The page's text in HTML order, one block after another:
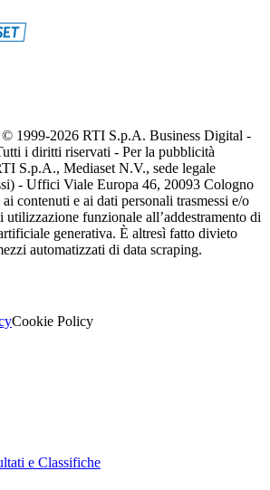
1999-2026 RTI S.p.A. Business Digital -
i diritti riservati - Per la pubblicità
S.p.A., Mediaset N.V., sede legale
- Uffici Viale Europa 46, 20093 Cologno
contenuti e ai dati personali trasmessi e/o
funzionale all’addestramento di
generativa. È altresì fatto divieto
automatizzati di data scraping.
Cookie Policy
e Classifiche